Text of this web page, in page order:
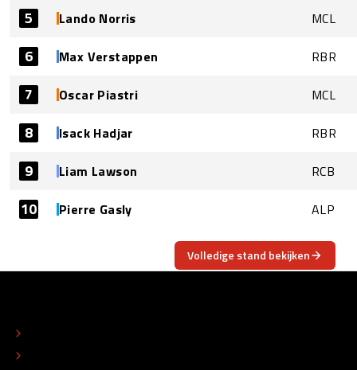
5 Lando Norris MCL
6 Max Verstappen RBR
7 Oscar Piastri MCL
8 Isack Hadjar RBR
9 Liam Lawson RCB
10 Pierre Gasly ALP
Volledige stand bekijken